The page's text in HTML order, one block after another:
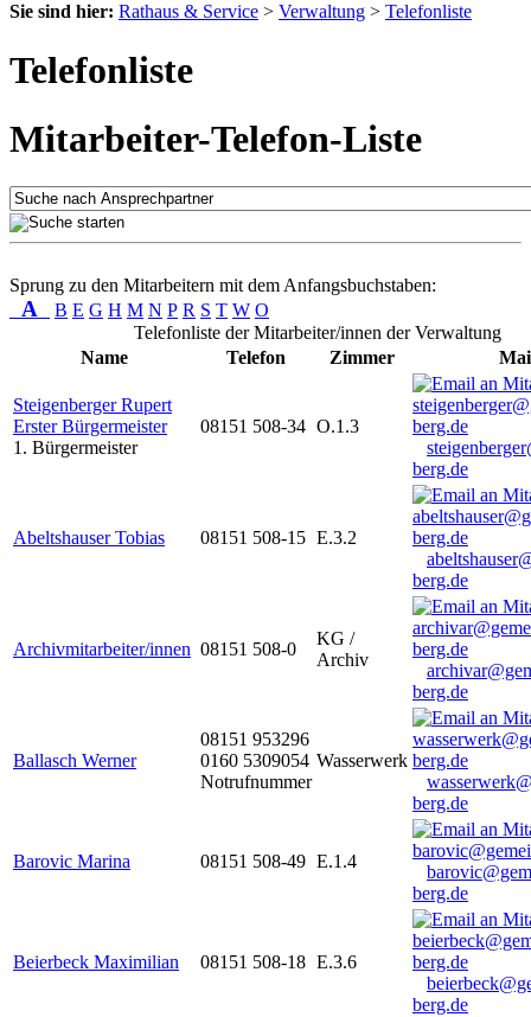
Sie sind hier: Rathaus & Service > Verwaltung > Telefonliste
Telefonliste
Mitarbeiter-Telefon-Liste
Sprung zu den Mitarbeitern mit dem Anfangsbuchstaben:
A B E G H M N P R S T W O
Telefonliste der Mitarbeiter/innen der Verwaltung
Name
Telefon Zimmer
Steigenberger Rupert
Erster Bürgermeister
1. Bürgermeister
08151 508-34 O.1.3
berg.de
Abeltshauser Tobias 08151 508-15 E.3.2
berg.de
Archivmitarbeiter/innen 08151 508-0
KG /
Archiv
berg.de
Ballasch Werner
08151 953296
0160 5309054
Notrufnummer
Wasserwerk
berg.de
Barovic Marina 08151 508-49 E.1.4
berg.de
Beierbeck Maximilian 08151 508-18 E.3.6
berg.de